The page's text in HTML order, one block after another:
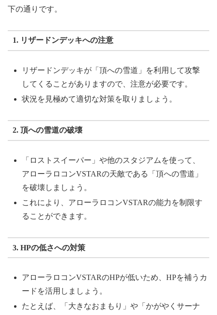
下の通りです。
1. リザードンデッキへの注意
リザードンデッキが「頂への雪道」を利用して攻撃
してくることがありますので、注意が必要です。
状況を見極めて適切な対策を取りましょう。
2. 頂への雪道の破壊
「ロストスイーパー」や他のスタジアムを使って、
アローラロコンVSTARの天敵である「頂への雪道」
を破壊しましょう。
これにより、アローラロコンVSTARの能力を制限す
ることができます。
3. HPの低さへの対策
アローラロコンVSTARのHPが低いため、HPを補うカ
ードを活用しましょう。
たとえば、「大きなおまもり」や「かがやくサーナ